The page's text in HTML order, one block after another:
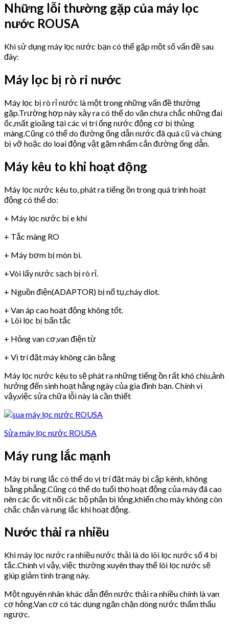
Những lỗi thường gặp của máy lọc
nước ROUSA
Khi sử dụng máy lọc nước bạn có thể gặp một số vấn đề sau
đây:
Máy lọc bị rò rỉ nước
Máy lọc bị rò rỉ nước là một trong những vấn đề thường
gặp.Trường hợp này xảy ra có thể do vặn chưa chắc những đai
ốc,mất gioăng tại các vị trí ống nước động cơ bị thủng
màng.Cũng có thể do đường ống dẫn nước đã quá cũ và chúng
bị vỡ hoặc do loai động vật gặm nhấm cắn đường ống dẫn.
Máy kêu to khi hoạt động
Máy lọc nước kêu to, phát ra tiếng ồn trong quá trình hoạt
động có thể do:
+ Máy lọc nước bị e khí
+ Tắc màng RO
+ Máy bơm bị mòn bi.
+Vòi lấy nước sạch bị rò rỉ.
+ Nguồn điện(ADAPTOR) bị nổ tụ,cháy diot.
+ Van áp cao hoạt động không tốt.
+ Lõi lọc bị bẩn tắc
+ Hỏng van cơ,van điện từ
+ Vị trí đặt máy không cân bằng
Máy lọc nước kêu to sẽ phát ra những tiếng ồn rất khó chịu,ảnh
hưởng đến sinh hoạt hằng ngày của gia đình bạn. Chính vì
vậy,việc sửa chữa lỗi này là cần thiết
Sửa máy lọc nước ROUSA
Máy rung lắc mạnh
Máy bị rung lắc có thể do vị trí đặt máy bị cập kênh, không
bằng phẳng.Cũng có thể do tuổi thọ hoạt động của máy đã cao
nên các ốc vít nối các bộ phận bị lỏng,khiến cho máy không còn
chắc chắn và rung lắc khi hoạt động.
Nước thải ra nhiều
Khi máy lọc nước ra nhiều nước thải là do lõi lọc nước số 4 bị
tắc.Chính vì vậy, việc thường xuyên thay thế lõi lọc nước sẽ
giúp giảm tình trạng này.
Một nguyên nhân khác dẫn đến nước thải ra nhiều chính là van
cơ hỏng.Van cơ có tác dụng ngăn chặn dòng nước thẩm thấu
ngược.